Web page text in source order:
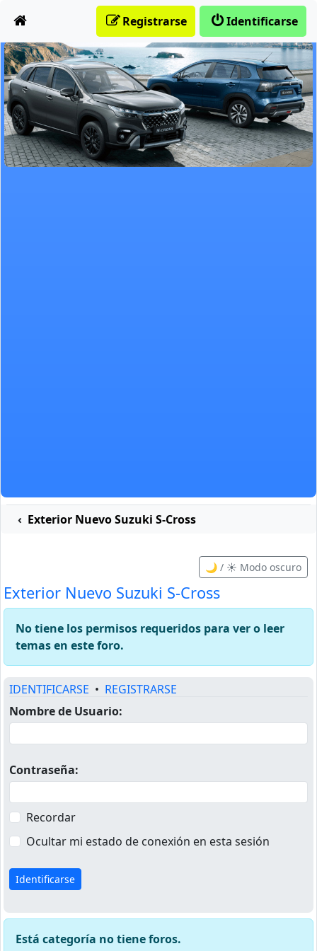
Identificarse
Registrarse
Exterior Nuevo Suzuki S-Cross
🌙 / ☀️ Modo oscuro
Exterior Nuevo Suzuki S-Cross
No tiene los permisos requeridos para ver o leer
temas en este foro.
IDENTIFICARSE • REGISTRARSE
Nombre de Usuario:
Contraseña:
Recordar
Ocultar mi estado de conexión en esta sesión
Está categoría no tiene foros.